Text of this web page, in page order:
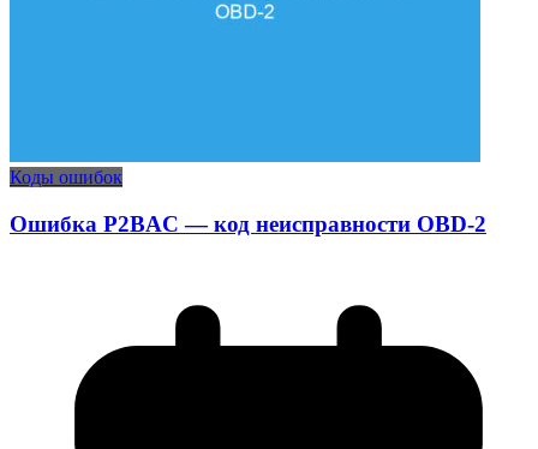
Коды ошибок
Ошибка P2BAC — код неисправности OBD-2